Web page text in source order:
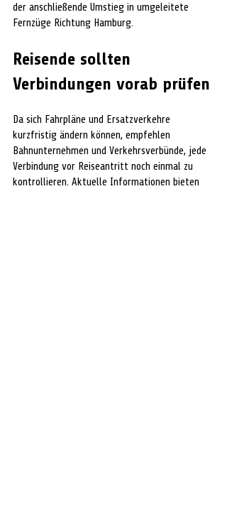
der anschließende Umstieg in umgeleitete
Fernzüge Richtung Hamburg.
Reisende sollten
Verbindungen vorab prüfen
Da sich Fahrpläne und Ersatzverkehre
kurzfristig ändern können, empfehlen
Bahnunternehmen und Verkehrsverbünde, jede
Verbindung vor Reiseantritt noch einmal zu
kontrollieren. Aktuelle Informationen bieten